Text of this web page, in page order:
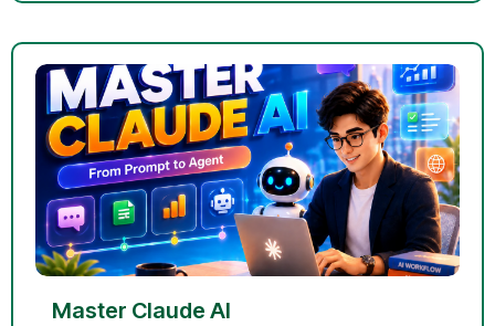
Master Claude AI